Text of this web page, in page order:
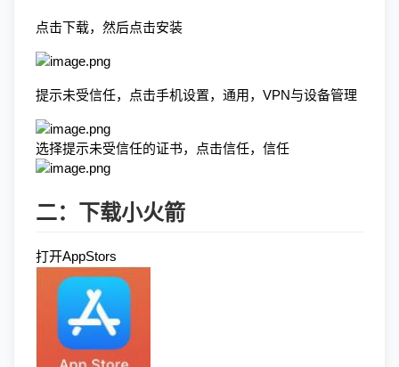
点击下载，然后点击安装
提示未受信任，点击手机设置，通用，VPN与设备管理
选择提示未受信任的证书，点击信任，信任
二：下载小火箭
打开AppStors